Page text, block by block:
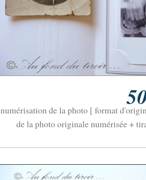
numérisation de la photo [ format
de la photo originale numérisée +